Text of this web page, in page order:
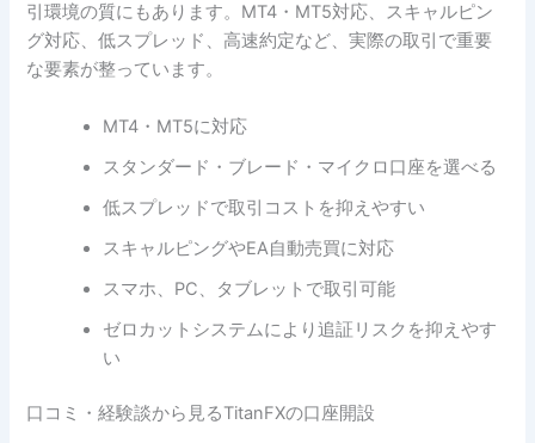
引環境の質にもあります。MT4・MT5対応、スキャルピン
グ対応、低スプレッド、高速約定など、実際の取引で重要
な要素が整っています。
MT4・MT5に対応
スタンダード・ブレード・マイクロ口座を選べる
低スプレッドで取引コストを抑えやすい
スキャルピングやEA自動売買に対応
スマホ、PC、タブレットで取引可能
ゼロカットシステムにより追証リスクを抑えやす
い
口コミ・経験談から見るTitanFXの口座開設